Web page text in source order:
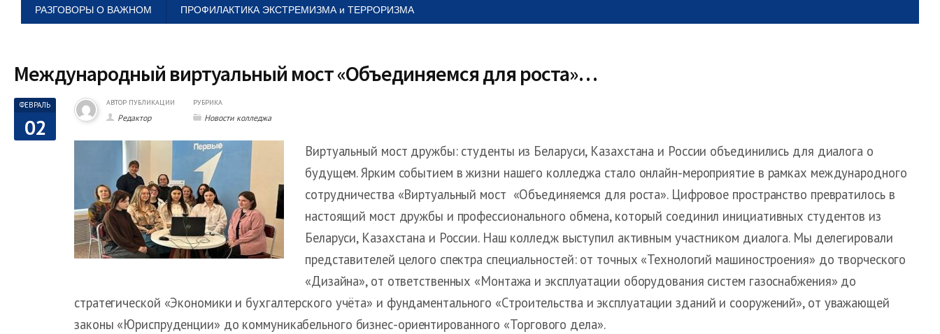
РАЗГОВОРЫ О ВАЖНОМ ПРОФИЛАКТИКА ЭКСТРЕМИЗМА и ТЕРРОРИЗМА
Международный виртуальный мост «Объединяемся для роста»…
ФЕВРАЛЬ
02
АВТОР ПУБЛИКАЦИИ
Редактор
РУБРИКА
Новости колледжа
Виртуальный мост дружбы: студенты из Беларуси, Казахстана и России объединились для диалога о
будущем. Ярким событием в жизни нашего колледжа стало онлайн-мероприятие в рамках международного
сотрудничества «Виртуальный мост «Объединяемся для роста». Цифровое пространство превратилось в
настоящий мост дружбы и профессионального обмена, который соединил инициативных студентов из
Беларуси, Казахстана и России. Наш колледж выступил активным участником диалога. Мы делегировали
представителей целого спектра специальностей: от точных «Технологий машиностроения» до творческого
«Дизайна», от ответственных «Монтажа и эксплуатации оборудования систем газоснабжения» до
стратегической «Экономики и бухгалтерского учёта» и фундаментального «Строительства и эксплуатации зданий и сооружений», от уважающей
законы «Юриспруденции» до коммуникабельного бизнес-ориентированного «Торгового дела».